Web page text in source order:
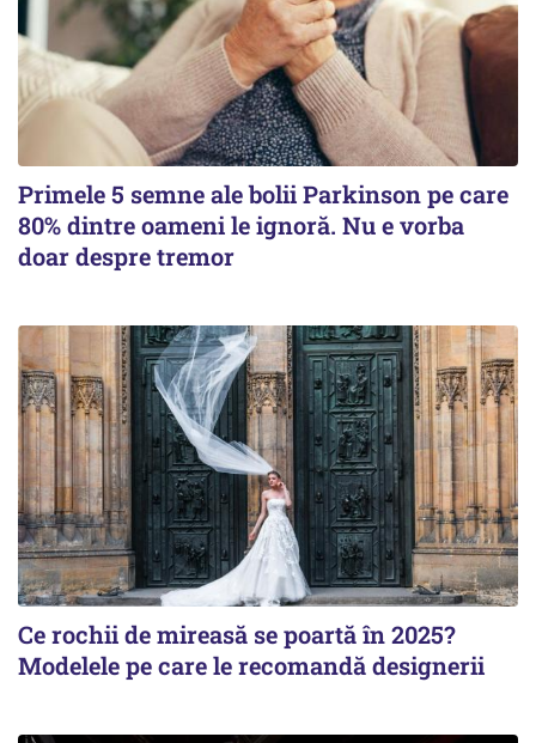
Primele 5 semne ale bolii Parkinson pe care
80% dintre oameni le ignoră. Nu e vorba
doar despre tremor
Ce rochii de mireasă se poartă în 2025?
Modelele pe care le recomandă designerii